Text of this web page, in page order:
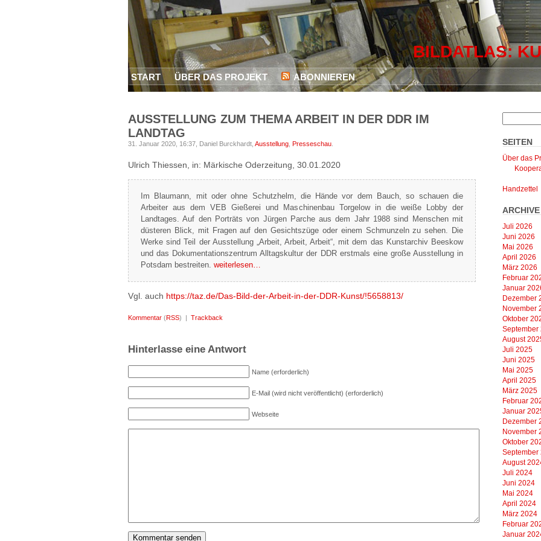
BILDATLAS:
START ÜBER DAS PROJEKT ABONNIEREN
AUSSTELLUNG ZUM THEMA ARBEIT IN DER DDR IM
LANDTAG
31. Januar 2020, 16:37, Daniel Burckhardt, Ausstellung Presseschau
Ulrich Thiessen, in: Märkische Oderzeitung, 30.01.2020
Im Blaumann, mit oder ohne Schutzhelm, die Hände vor dem Bauch, so schauen die
Arbeiter aus dem VEB Gießerei und Maschinenbau Torgelow in die weiße Lobby der
Landtages. Auf den Porträts von Jürgen Parche aus dem Jahr 1988 sind Menschen mit
düsteren Blick, mit Fragen auf den Gesichtszüge oder einem Schmunzeln zu sehen. Die
Werke sind Teil der Ausstellung „Arbeit, Arbeit, Arbeit“, mit dem das Kunstarchiv Beeskow
und das Dokumentationszentrum Alltagskultur der DDR erstmals eine große Ausstellung in
Potsdam bestreiten. weiterlesen…
Vgl. auch https://taz.de/Das-Bild-der-Arbeit-in-der-DDR-Kunst/!5658813/
Kommentar (RSS) | Trackback
Hinterlasse eine Antwort
Name (erforderlich)
E-Mail (wird nicht veröffentlicht) (erforderlich)
Webseite
SEITEN
Über das
Handzettel
ARCHIVE
Juli 2026
Juni 2026
Mai 2026
April 2026
März 2026
Februar
Januar
Dezember
November
Oktober
September
August
Juli 2025
Juni 2025
Mai 2025
April 2025
März 2025
Februar
Januar
Dezember
November
Oktober
September
August
Juli 2024
Juni 2024
Mai 2024
April 2024
März 2024
Februar
Januar